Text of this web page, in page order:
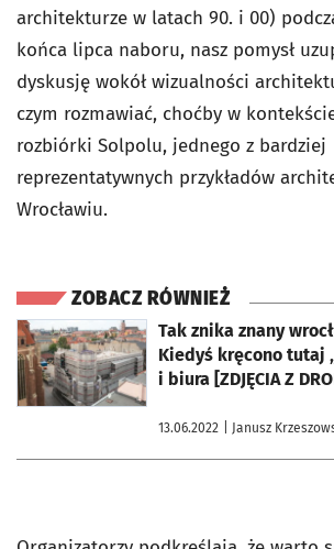
architekturze w latach 90. i 00)
końca lipca naboru, nasz pomysł
dyskusję wokół wizualności
czym rozmawiać, choćby w
rozbiórki Solpolu, jednego z bardziej
reprezentatywnych przykładów
Wrocławiu.
ZOBACZ RÓWNIEŻ
Tak znika znany
Kiedyś kręcono tutaj
i biura [ZDJĘCIA Z
13.06.2022 | Janusz
otworzy się w nowej karcie